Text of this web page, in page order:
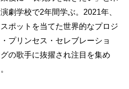
劇学校で2年間学ぶ。2021年、
ポットを当てた世界的なプロジ
プリンセス・セレブレーショ
の歌手に抜擢され注目を集め